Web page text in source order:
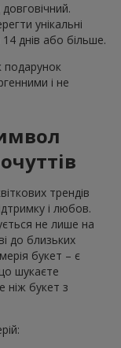
унікальні
днів або більше.
подарунок
і не
трендів
і любов.
не лише на
до близьких
букет – є
шукаєте
ніж букет з